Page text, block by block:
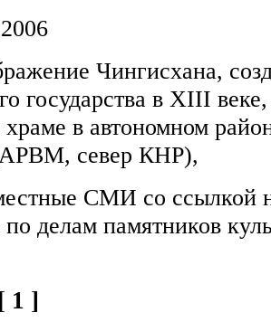
Чингисхана,
государства в XIII
храме в автономном
север КНР),
СМИ со ссылкой
по делам памятников
[ 1 ]